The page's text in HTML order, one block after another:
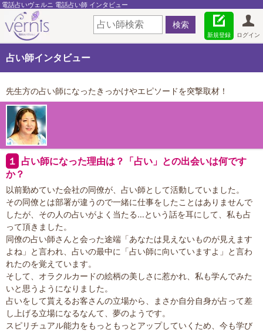
電話占いヴェルニ 電話占い師 インタビュー
ログイン
新規登録
占い師インタビュー
先生方の占い師になったきっかけやエピソードを突撃取材！
１ 占い師になった理由は？「占い」との出会いは何です
か？
以前勤めていた会社の同僚が、占い師として活動していました。
その同僚とは部署が違うので一緒に仕事をしたことはありませんで
したが、その人の占いがよく当たる…という話を耳にして、私も占
って頂きました。
同僚の占い師さんと会った途端「あなたは見えないものが見えます
よね」と言われ、占いの最中に「占い師に向いていますよ」と言わ
れたのを覚えています。
そして、オラクルカードの絵柄の美しさに惹かれ、私も学んでみた
いと思うようになりました。
占いをして貰えるお客さんの立場から、まさか自分自身が占って差
し上げる立場になるなんて、夢のようです。
スピリチュアル能力をもっともっとアップしていくため、今も学び